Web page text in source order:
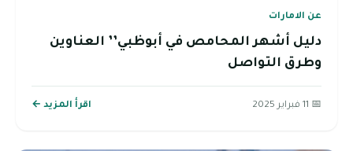
عن الامارات
دليل أشهر المحامص في أبوظبي’’ العناوين
وطرق التواصل
📅 11 فبراير 2025 اقرأ المزيد ←